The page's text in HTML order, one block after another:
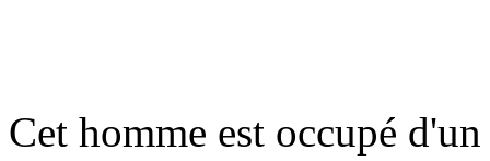
Cet homme est occupé